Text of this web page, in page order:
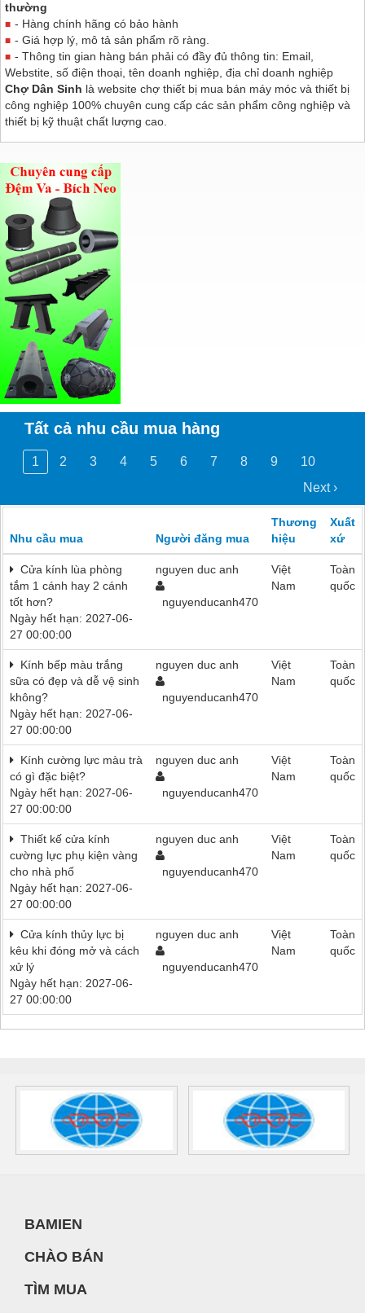
thường
- Hàng chính hãng có bảo hành
- Giá hợp lý, mô tả sản phẩm rõ ràng.
- Thông tin gian hàng bán phải có đầy đủ thông tin: Email,
Webstite, số điện thoại, tên doanh nghiệp, địa chỉ doanh nghiệp
Chợ Dân Sinh là website chợ thiết bị mua bán máy móc và thiết bị
công nghiệp 100% chuyên cung cấp các sản phẩm công nghiệp và
thiết bị kỹ thuật chất lượng cao.
Tất cả nhu cầu mua hàng
1 2 3 4 5 6 7 8 9
10
Next ›
Nhu cầu mua Người đăng mua
Thương
hiệu
Xuất
xứ
Cửa kính lùa phòng
tắm 1 cánh hay 2 cánh
tốt hơn?
Ngày hết hạn: 2027-06-
27 00:00:00
nguyen duc anh
nguyenducanh470
Việt
Nam
Toàn
quốc
Kính bếp màu trắng
sữa có đẹp và dễ vệ sinh
không?
Ngày hết hạn: 2027-06-
27 00:00:00
nguyen duc anh
nguyenducanh470
Việt
Nam
Toàn
quốc
Kính cường lực màu trà
có gì đặc biệt?
Ngày hết hạn: 2027-06-
27 00:00:00
nguyen duc anh
nguyenducanh470
Việt
Nam
Toàn
quốc
Thiết kế cửa kính
cường lực phụ kiện vàng
cho nhà phố
Ngày hết hạn: 2027-06-
27 00:00:00
nguyen duc anh
nguyenducanh470
Việt
Nam
Toàn
quốc
Cửa kính thủy lực bị
kêu khi đóng mở và cách
xử lý
Ngày hết hạn: 2027-06-
27 00:00:00
nguyen duc anh
nguyenducanh470
Việt
Nam
Toàn
quốc
BAMIEN
CHÀO BÁN
TÌM MUA